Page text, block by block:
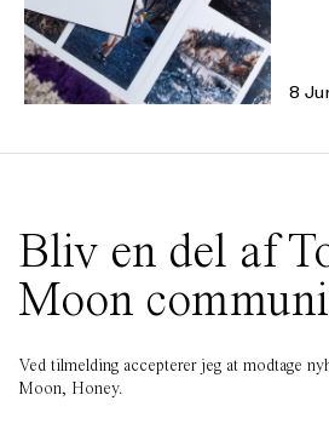
8
Bliv en del af
Moon
Ved tilmelding accepterer jeg at modtage
Moon, Honey.